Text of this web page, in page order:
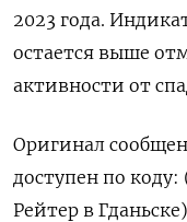
2023 года.
остается выше
активности от
Оригинал
доступен по
Рейтер в Гданьске)